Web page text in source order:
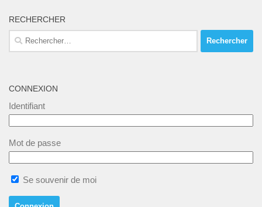
RECHERCHER
Rechercher :
CONNEXION
Identifiant
Mot de passe
Se souvenir de moi